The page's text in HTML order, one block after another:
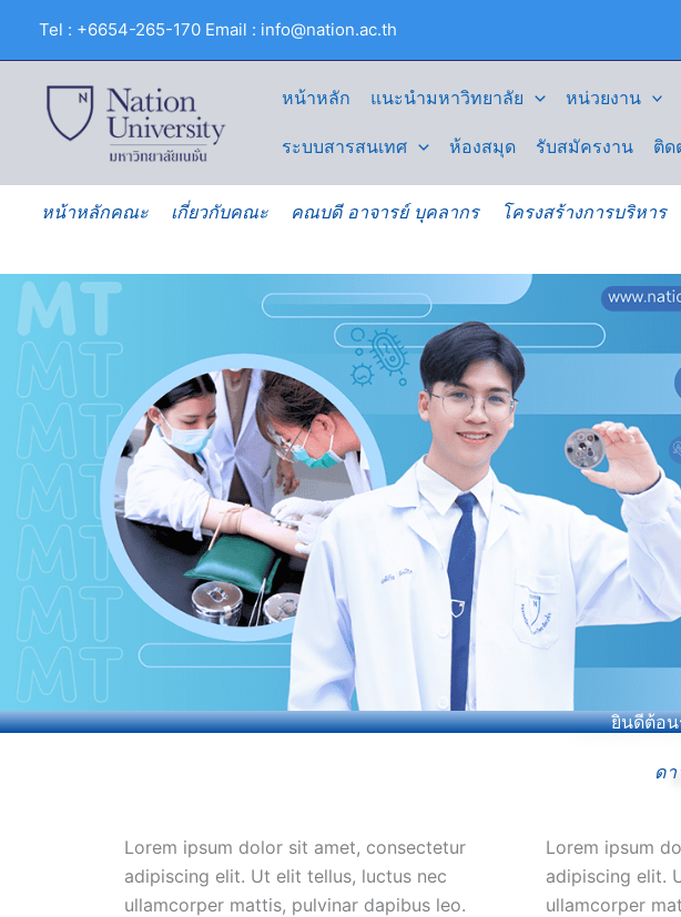
Tel : +6654-265-170 Email : info@nation.ac.th
หน้าหลัก แนะนำมหาวิทยาลัย หน่วยงาน
ระบบสารสนเทศ ห้องสมุด รับสมัครงาน ติด
หน้าหลักคณะ เกี่ยวกับคณะ คณบดี อาจารย์ บุคลากร โครงสร้างการบริหาร
ยินดีต้อ
ด
Lorem ipsum dolor sit amet, consectetur
adipiscing elit. Ut elit tellus, luctus nec
ullamcorper mattis, pulvinar dapibus leo.
Lorem ipsum
adipiscing elit.
ullamcorper